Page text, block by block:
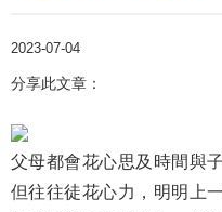
2023-07-04
分享此文章：
父母都會花心思及時間與
但往往徒花心力，明明上